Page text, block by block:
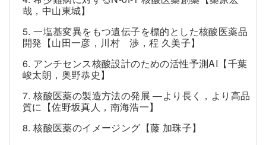
哉，中山東城】
5. 一塩基変異をもつ遺伝子を標的とした核酸医薬品
開発【山田一彦，川村 渉，程 久美子】
6. アンチセンス核酸設計のための活性予測AI【千葉
峻太朗，奥野恭史】
7. 核酸医薬の製造方法の発展―より長く，より高品
質に【佐野坂真人，南海浩一】
8. 核酸医薬のイメージング【藤 加珠子】